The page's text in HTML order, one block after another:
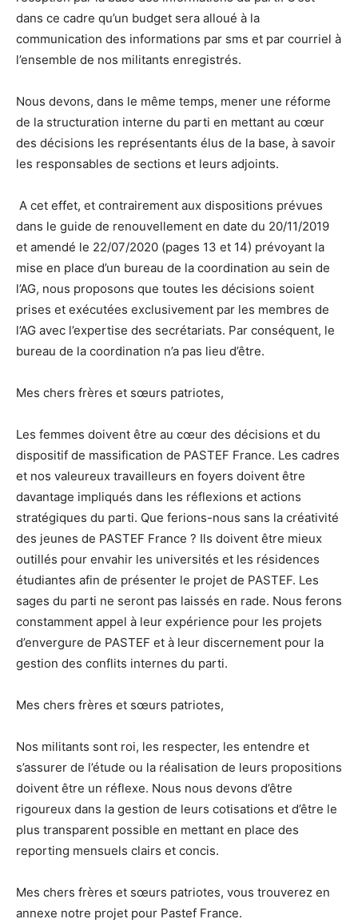
dans ce cadre qu’un budget sera alloué à la
communication des informations par sms et par courriel à
l’ensemble de nos militants enregistrés.
Nous devons, dans le même temps, mener une réforme
de la structuration interne du parti en mettant au cœur
des décisions les représentants élus de la base, à savoir
les responsables de sections et leurs adjoints.
A cet effet, et contrairement aux dispositions prévues
dans le guide de renouvellement en date du 20/11/2019
et amendé le 22/07/2020 (pages 13 et 14) prévoyant la
mise en place d’un bureau de la coordination au sein de
l’AG, nous proposons que toutes les décisions soient
prises et exécutées exclusivement par les membres de
l’AG avec l’expertise des secrétariats. Par conséquent, le
bureau de la coordination n’a pas lieu d’être.
Mes chers frères et sœurs patriotes,
Les femmes doivent être au cœur des décisions et du
dispositif de massification de PASTEF France. Les cadres
et nos valeureux travailleurs en foyers doivent être
davantage impliqués dans les réflexions et actions
stratégiques du parti. Que ferions-nous sans la créativité
des jeunes de PASTEF France ? Ils doivent être mieux
outillés pour envahir les universités et les résidences
étudiantes afin de présenter le projet de PASTEF. Les
sages du parti ne seront pas laissés en rade. Nous ferons
constamment appel à leur expérience pour les projets
d’envergure de PASTEF et à leur discernement pour la
gestion des conflits internes du parti.
Mes chers frères et sœurs patriotes,
Nos militants sont roi, les respecter, les entendre et
s’assurer de l’étude ou la réalisation de leurs propositions
doivent être un réflexe. Nous nous devons d’être
rigoureux dans la gestion de leurs cotisations et d’être le
plus transparent possible en mettant en place des
reporting mensuels clairs et concis.
Mes chers frères et sœurs patriotes, vous trouverez en
annexe notre projet pour Pastef France.